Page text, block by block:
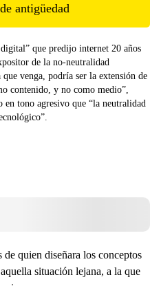
de antigüedad
que predijo internet 20 años
de la no-neutralidad
venga, podría ser la extensión de
contenido, y no como medio”,
tono agresivo que “la neutralidad
quien diseñara los conceptos
situación lejana, a la que